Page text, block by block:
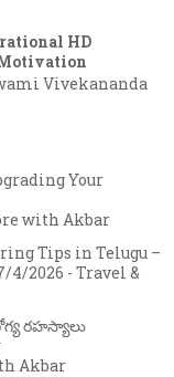
HD
Vivekananda
Your
with Akbar
Tips in Telugu –
4/2026 - Travel &
రహస్యాలు
Akbar